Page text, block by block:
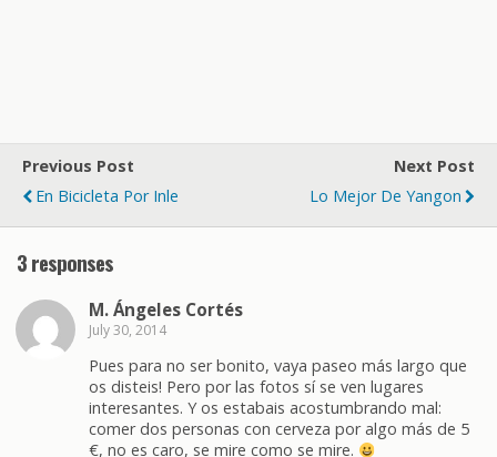
Previous Post
En Bicicleta Por Inle
Next Post
Lo Mejor De Yangon
3 responses
M. Ángeles Cortés
July 30, 2014
Pues para no ser bonito, vaya paseo más largo que
os disteis! Pero por las fotos sí se ven lugares
interesantes. Y os estabais acostumbrando mal:
comer dos personas con cerveza por algo más de 5
€, no es caro, se mire como se mire.